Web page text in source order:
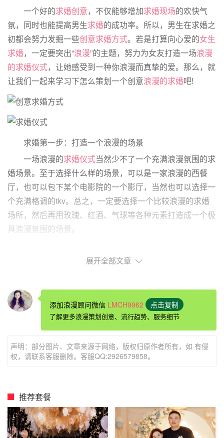
一个好的求婚创意，不仅能够增加求婚现场的欢快气
氛，同时也能提高男生求婚的成功率。所以，男生在求婚之
初都会努力发掘一些创意求婚方式。若是打算向心爱的女生
求婚，一定要突出“浪漫”的主题，努力为女友打造一场浪漫
的求婚仪式，让她感受到一种你浪漫而真挚的爱。那么，就
让我们一起来学习下怎么策划一个创意浪漫的求婚吧!
求婚第一步：打造一个浪漫的场景
一场浪漫的求婚仪式当然少不了一个充满浪漫氛围的求
婚场景。至于选择什么样的场景，可以是一家浪漫的西餐
厅，也可以包下某个电影院的一个影厅，当然也可以选择一
个充满格调的tkv。总之，一定要选择一个比较浪漫的求婚
场所，然后再用玫瑰、红酒、气球等各种元素打造成一个极
具浪漫氛围的场景。
点睛之笔。所以说男生想要为女友打造一场浪漫无比的求婚
仪式，就一定要提前拟好自己的求婚誓词。最好写一封
，在求婚现场当着众多嘉宾的面，把这封情书念给女友
听。当然，要保证内容真挚感人，不仅要打动女友，同时也
要感染现场的来宾。
的幸福!
展开全部文章
添加浪漫顾问微信 LMCH9962 点击复制
了解更多浪漫策划创意、流行趋势、服务细节
声明：部分图片、文章来源于网络，版权归原作者所有，如 有侵
权，请联系客服删除。客服QQ:2926579858。
推荐套餐